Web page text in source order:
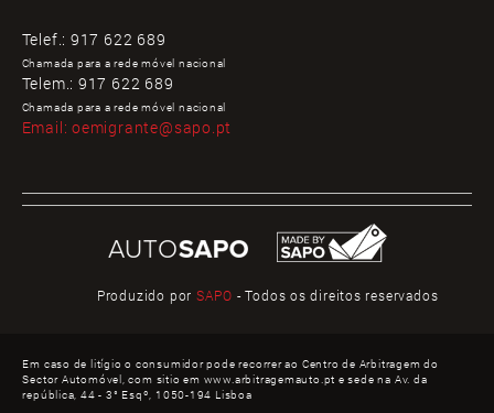
Telef.: 917 622 689
Chamada para a rede móvel nacional
Telem.: 917 622 689
Chamada para a rede móvel nacional
Email:oemigrante@sapo.pt
Produzido por SAPO - Todos os direitos reservados
Em caso de litígio o consumidor pode recorrer ao Centro de Arbitragem do
Sector Automóvel, com sitio em www.arbitragemauto.pt e sede na Av. da
república, 44 - 3° Esqº, 1050-194 Lisboa